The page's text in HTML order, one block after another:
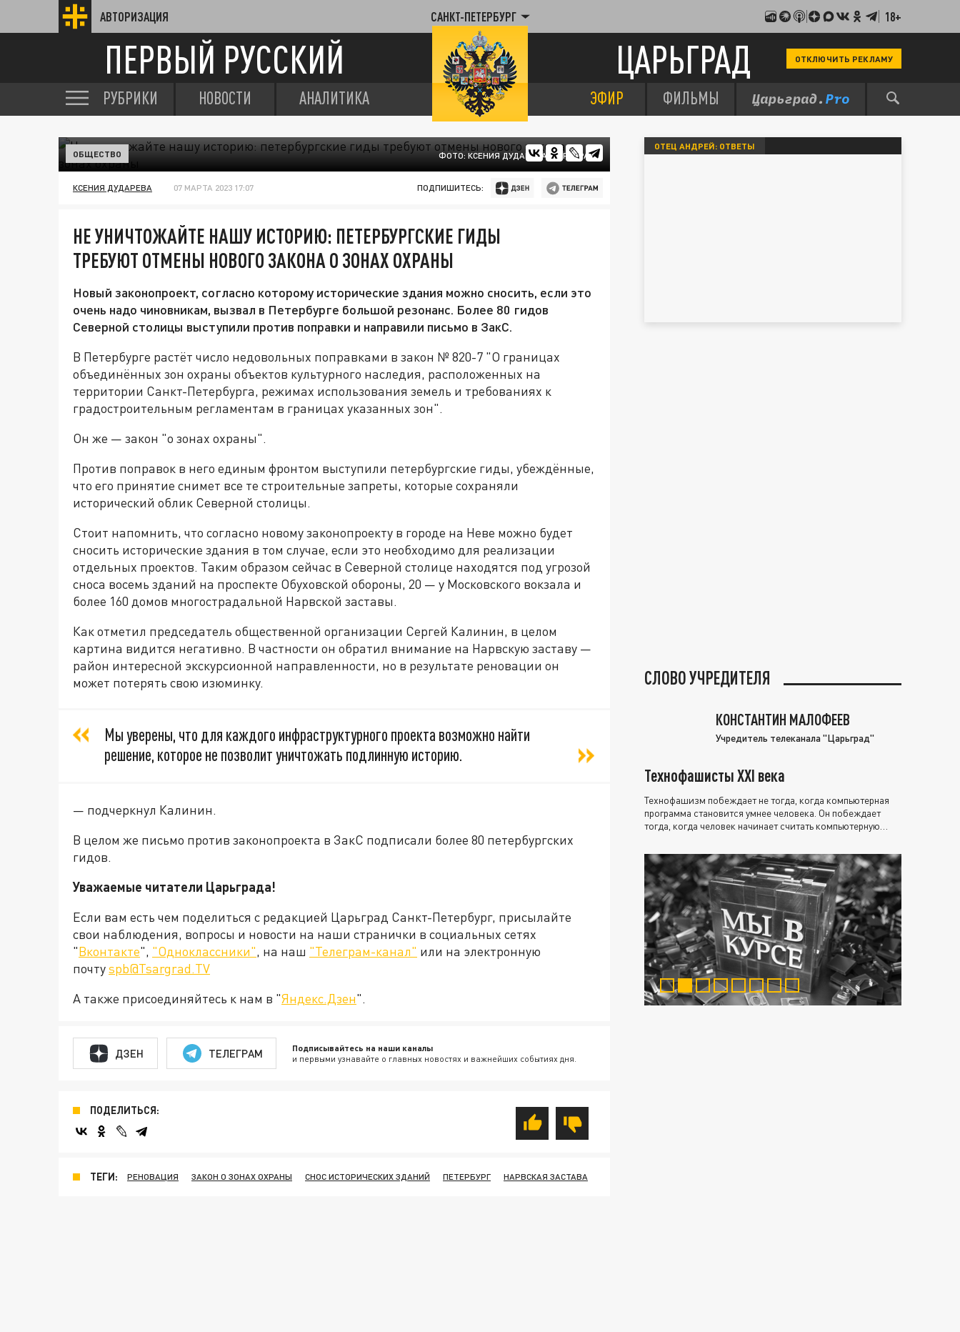
АВТОРИЗАЦИЯ САНКТ-ПЕТЕРБУРГ 18+
ПЕРВЫЙ РУССКИЙ ЦАРЬГРАД ОТКЛЮЧИТЬ РЕКЛАМУ
РУБРИКИ НОВОСТИ АНАЛИТИКА ЭФИР ФИЛЬМЫ
ФОТО: КСЕНИЯ ДУДАРЕВА/ЦАРЬГРАД
ОБЩЕСТВО
КСЕНИЯ ДУДАРЕВА 07 МАРТА 2023 17:07 ПОДПИШИТЕСЬ:
НЕ УНИЧТОЖАЙТЕ НАШУ ИСТОРИЮ: ПЕТЕРБУРГСКИЕ ГИДЫ
ТРЕБУЮТ ОТМЕНЫ НОВОГО ЗАКОНА О ЗОНАХ ОХРАНЫ
Новый законопроект, согласно которому исторические здания можно сносить, если это
очень надо чиновникам, вызвал в Петербурге большой резонанс. Более 80 гидов
Северной столицы выступили против поправки и направили письмо в ЗакС.
В Петербурге растёт число недовольных поправками в закон № 820-7 "О границах
объединённых зон охраны объектов культурного наследия, расположенных на
территории Санкт-Петербурга, режимах использования земель и требованиях к
градостроительным регламентам в границах указанных зон".
Он же — закон "о зонах охраны".
Против поправок в него единым фронтом выступили петербургские гиды, убеждённые,
что его принятие снимет все те строительные запреты, которые сохраняли
исторический облик Северной столицы.
Стоит напомнить, что согласно новому законопроекту в городе на Неве можно будет
сносить исторические здания в том случае, если это необходимо для реализации
отдельных проектов. Таким образом сейчас в Северной столице находятся под угрозой
сноса восемь зданий на проспекте Обуховской обороны, 20 — у Московского вокзала и
более 160 домов многострадальной Нарвской заставы.
Как отметил председатель общественной организации Сергей Калинин, в целом
картина видится негативно. В частности он обратил внимание на Нарвскую заставу —
район интересной экскурсионной направленности, но в результате реновации он
может потерять свою изюминку.
Мы уверены, что для каждого инфраструктурного проекта возможно найти
решение, которое не позволит уничтожать подлинную историю.
— подчеркнул Калинин.
В целом же письмо против законопроекта в ЗакС подписали более 80 петербургских
гидов.
Уважаемые читатели Царьграда!
Если вам есть чем поделиться с редакцией Царьград Санкт-Петербург, присылайте
свои наблюдения, вопросы и новости на наши странички в социальных сетях
"Вконтакте", "Одноклассники", на наш "Телеграм-канал" или на электронную
почтуspb@Tsargrad.TV
А также присоединяйтесь к нам в "Яндекс.Дзен".
ДЗЕН ТЕЛЕГРАМ Подписывайтесь на наши каналы
и первыми узнавайте о главных новостях и важнейших событиях дня.
ПОДЕЛИТЬСЯ:
ТЕГИ: РЕНОВАЦИЯ ЗАКОН О ЗОНАХ ОХРАНЫ СНОС ИСТОРИЧЕСКИХ ЗДАНИЙ ПЕТЕРБУРГ НАРВСКАЯ ЗАСТАВА
ОТЕЦ АНДРЕЙ: ОТВЕТЫ
СЛОВО УЧРЕДИТЕЛЯ
КОНСТАНТИН МАЛОФЕЕВ
Учредитель телеканала "Царьград"
Технофашисты XXI века
Технофашизм побеждает не тогда, когда компьютерная
программа становится умнее человека. Он побеждает
тогда, когда человек начинает считать компьютерную